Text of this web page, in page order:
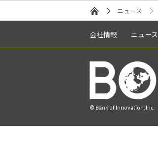
ニュース
会社情報 ニュース
© Bank of Innovation, Inc.